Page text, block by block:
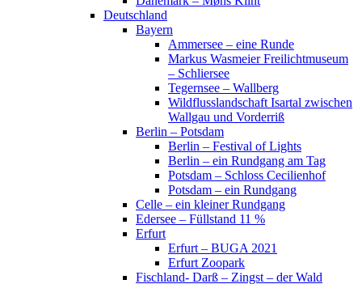
Deutschland
Bayern
Ammersee – eine Runde
Markus Wasmeier Freilichtmuseum
– Schliersee
Tegernsee – Wallberg
Wildflusslandschaft Isartal zwischen
Wallgau und Vorderriß
Berlin – Potsdam
Berlin – Festival of Lights
Berlin – ein Rundgang am Tag
Potsdam – Schloss Cecilienhof
Potsdam – ein Rundgang
Celle – ein kleiner Rundgang
Edersee – Füllstand 11 %
Erfurt
Erfurt – BUGA 2021
Erfurt Zoopark
Fischland- Darß – Zingst – der Wald